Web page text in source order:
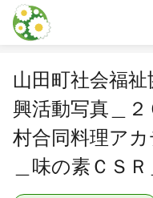
本文に飛ぶ
山田町社会福祉
興活動写真＿
村合同料理アカ
＿味の素ＣＳ